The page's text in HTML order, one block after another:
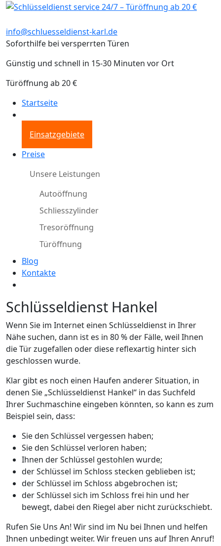
info@schluesseldienst-karl.de
Soforthilfe bei versperrten Türen
Günstig und schnell in 15-30 Minuten vor Ort
Türöffnung ab 20 €
Startseite
Einsatzgebiete
Preise
Unsere Leistungen
Autoöffnung
Schliesszylinder
Tresoröffnung
Türöffnung
Blog
Kontakte
Schlüsseldienst Hankel
Wenn Sie im Internet einen Schlüsseldienst in Ihrer
Nähe suchen, dann ist es in 80 % der Fälle, weil Ihnen
die Tür zugefallen oder diese reflexartig hinter sich
geschlossen wurde.
Klar gibt es noch einen Haufen anderer Situation, in
denen Sie „Schlüsseldienst Hankel“ in das Suchfeld
Ihrer Suchmaschine eingeben könnten, so kann es zum
Beispiel sein, dass:
Sie den Schlüssel vergessen haben;
Sie den Schlüssel verloren haben;
Ihnen der Schlüssel gestohlen wurde;
der Schlüssel im Schloss stecken geblieben ist;
der Schlüssel im Schloss abgebrochen ist;
der Schlüssel sich im Schloss frei hin und her
bewegt, dabei den Riegel aber nicht zurückschiebt.
Rufen Sie Uns An! Wir sind im Nu bei Ihnen und helfen
Ihnen unbedingt weiter. Wir freuen uns auf Ihren Anruf!